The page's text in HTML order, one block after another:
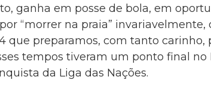
ganha em posse de bola, em
“morrer na praia”
que preparamos, com tanto
tempos tiveram um ponto final no
da Liga das Nações.